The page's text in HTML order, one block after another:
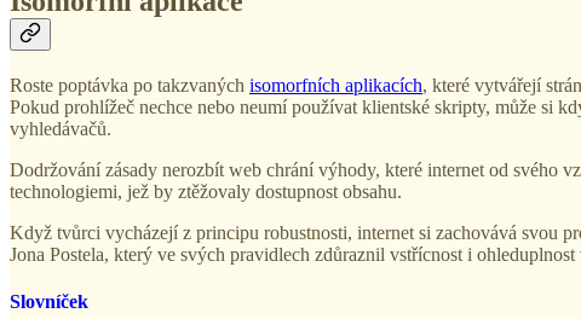
Roste poptávka po takzvaných isomorfních aplikacích, které vytvářejí
Pokud prohlížeč nechce nebo neumí používat klientské skripty, může si
vyhledávačů.
Dodržování zásady nerozbít web chrání výhody, které internet od svého
technologiemi, jež by ztěžovaly dostupnost obsahu.
Když tvůrci vycházejí z principu robustnosti, internet si zachovává svou
Jona Postela, který ve svých pravidlech zdůraznil vstřícnost i
Slovníček